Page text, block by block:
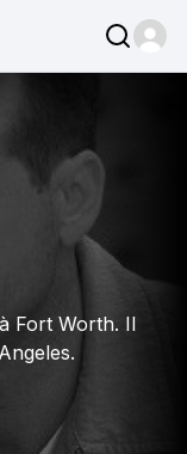
Fort Worth. Il